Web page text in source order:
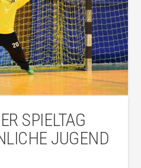
SPIELTAG
JUGEND